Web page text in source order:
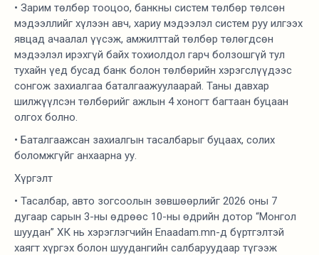
• Зарим төлбөр тооцоо, банкны систем төлбөр төлсөн
мэдээллийг хүлээн авч, хариу мэдээлэл систем руу илгээх
явцад ачаалал үүсэж, амжилттай төлбөр төлөгдсөн
мэдээлэл ирэхгүй байх тохиолдол гарч болзошгүй тул
тухайн үед бусад банк болон төлбөрийн хэрэгслүүдээс
сонгож захиалгаа баталгаажуулаарай. Таны давхар
шилжүүлсэн төлбөрийг ажлын 4 хоногт багтаан буцаан
олгох болно.
• Баталгаажсан захиалгын тасалбарыг буцаах, солих
боломжгүйг анхаарна уу.
Хүргэлт
• Тасалбар, авто зогсоолын зөвшөөрлийг 2026 оны 7
дугаар сарын 3-ны өдрөөс 10-ны өдрийн дотор “Монгол
шуудан” ХК нь хэрэглэгчийн Enaadam.mn-д бүртгэлтэй
хаягт хүргэх болон шуудангийн салбаруудаар түгээж